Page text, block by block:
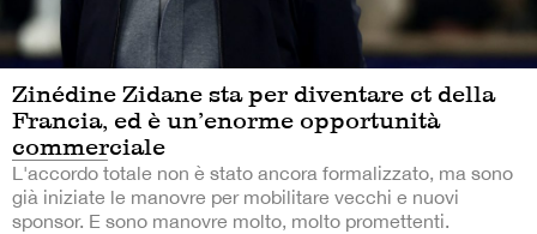
Zinédine Zidane sta per diventare ct della
Francia, ed è un’enorme opportunità
commerciale
L'accordo totale non è stato ancora formalizzato, ma sono
già iniziate le manovre per mobilitare vecchi e nuovi
sponsor. E sono manovre molto, molto promettenti.